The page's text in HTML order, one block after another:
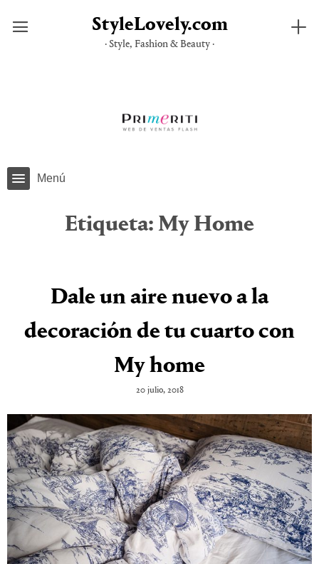
StyleLovely.com
· Style, Fashion & Beauty ·
Menú
Etiqueta: My Home
Dale un aire nuevo a la
decoración de tu cuarto con
My home
20 julio, 2018